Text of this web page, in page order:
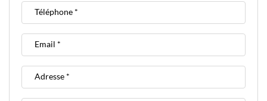
Téléphone *
Email *
Adresse *